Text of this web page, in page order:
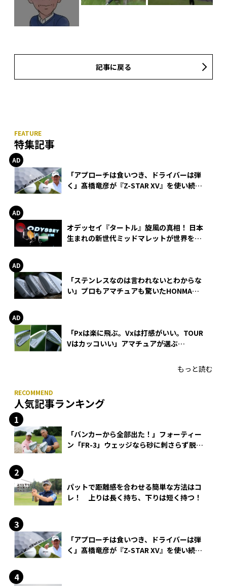
記事に戻る
特集記事
「アプローチは食いつき、ドライバーは弾
く」髙橋竜彦が『Z-STAR XV』を使い続け
オデッセイ『タートル』旋風の真相！ 日本
生まれの新世代ミッドマレットが世界を席
「ステンレスなのは言われないとわからな
い」プロもアマチュアも驚いたHONMA
「Pxは楽に飛ぶ。Vxは打感がいい。TOUR
Vはカッコいい」アマチュアが選ぶ
もっと読む
人気記事ランキング
「バンカーから全部出た！」フォーティー
ン「FR-3」ウェッジなら砂に刺さらず脱出
パットで距離感を合わせる簡単な方法はコ
レ！ 上りは長く持ち、下りは短く持つ！
「アプローチは食いつき、ドライバーは弾
く」髙橋竜彦が『Z-STAR XV』を使い続け